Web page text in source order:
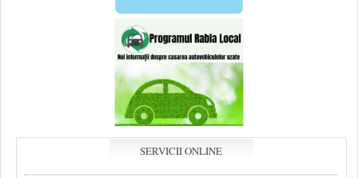
SERVICII ONLINE